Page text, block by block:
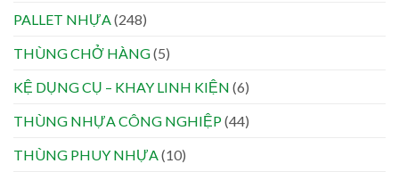
PALLET NHỰA (248)
THÙNG CHỞ HÀNG(5)
KỆ DỤNG CỤ – KHAY LINH KIỆN (6)
THÙNG NHỰA CÔNG NGHIỆP(44)
THÙNG PHUY NHỰA (10)